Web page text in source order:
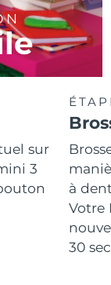
sur
3
à
Votre
30